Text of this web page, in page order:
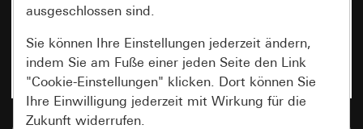
ausgeschlossen sind.
Sie können Ihre Einstellungen jederzeit ändern,
indem Sie am Fuße einer jeden Seite den Link
"Cookie-Einstellungen" klicken. Dort können Sie
Ihre Einwilligung jederzeit mit Wirkung für die
Zukunft widerrufen.